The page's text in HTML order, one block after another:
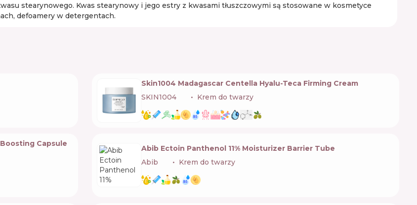
stearynowego. Kwas stearynowy i jego estry z kwasami tłuszczowymi są stosowane w kosmetyce
defoamery w detergentach.
Skin1004 Madagascar Centella Hyalu-Teca Firming Cream
SKIN1004
Krem do twarzy
Capsule
Abib Ectoin Panthenol 11% Moisturizer Barrier Tube
Abib
Krem do twarzy